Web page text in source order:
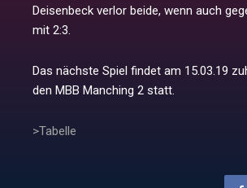
Deisenbeck verlor beide, wenn auch
mit 2:3.
Das nächste Spiel findet am 15.03.19
den MBB Manching 2 statt.
>Tabelle